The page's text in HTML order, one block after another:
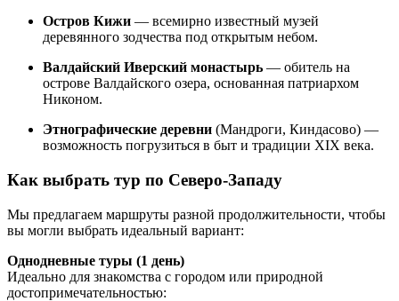
Остров Кижи — всемирно известный музей
деревянного зодчества под открытым небом.
Валдайский Иверский монастырь — обитель на
острове Валдайского озера, основанная патриархом
Никоном.
Этнографические деревни (Мандроги, Киндасово) —
возможность погрузиться в быт и традиции XIX века.
Как выбрать тур по Северо-Западу
Мы предлагаем маршруты разной продолжительности, чтобы
вы могли выбрать идеальный вариант:
Однодневные туры (1 день)
Идеально для знакомства с городом или природной
достопримечательностью: